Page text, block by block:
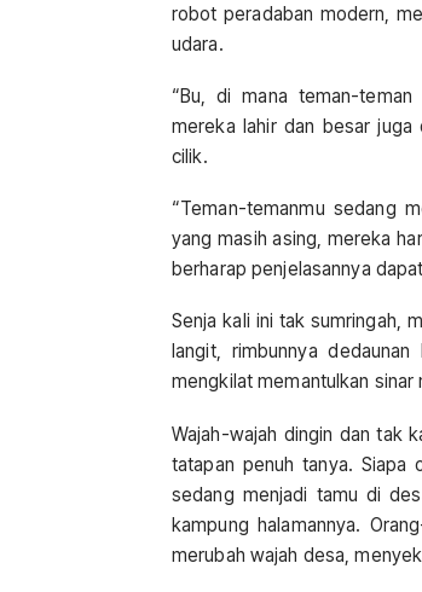
robot peradaban modern,
udara.
“Bu, di mana teman-teman
mereka lahir dan besar
cilik.
“Teman-temanmu sedang
yang masih asing, mereka
berharap penjelasannya
Senja kali ini tak sumringah,
langit, rimbunnya
mengkilat memantulkan sinar
Wajah-wajah dingin dan tak
tatapan penuh tanya. Siapa
sedang menjadi tamu di
kampung halamannya.
merubah wajah desa,